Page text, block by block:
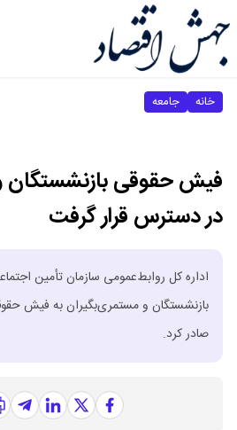
خانه جامعه
فیش حقوقی بازنشستگان
در دسترس قرار گرفت
اداره کل روابط‌عمومی سازمان تأمین
بازنشستگان و مستمری‌بگیران به فیش
صادر کرد.